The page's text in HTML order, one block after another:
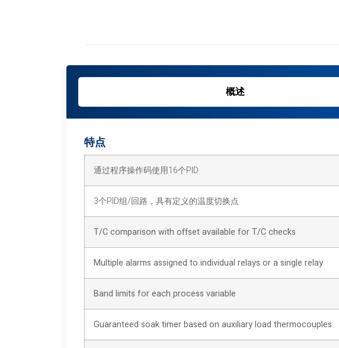
概述
特点
通过程序操作码使用16个PID
3个PID组/回路，具有定义的温度切换点
T/C comparison with offset available for T/C checks
Multiple alarms assigned to individual relays or a single relay
Band limits for each process variable
Guaranteed soak timer based on auxiliary load thermocouples